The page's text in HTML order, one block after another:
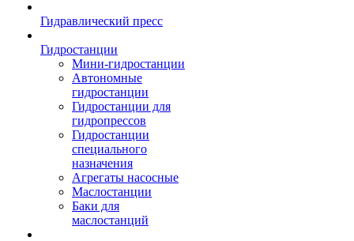
Гидравлический пресс
Гидростанции
Мини-гидростанции
Автономные
гидростанции
Гидростанции для
гидропрессов
Гидростанции
специального
назначения
Агрегаты насосные
Маслостанции
Баки для
маслостанций